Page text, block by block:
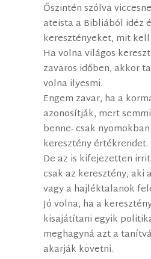
Őszintén szólva
ateista a Bibliából idéz
keresztényeket, mit
Ha volna világos
zavaros időben, akkor
volna ilyesmi.
Engem zavar, ha a
azonosítják, mert
benne- csak
keresztény értékrendet.
De az is kifejezetten
csak az keresztény,
vagy a hajléktalanok
Jó volna, ha a
kisajátítani egyik
meghagyná azt a
akarják követni.